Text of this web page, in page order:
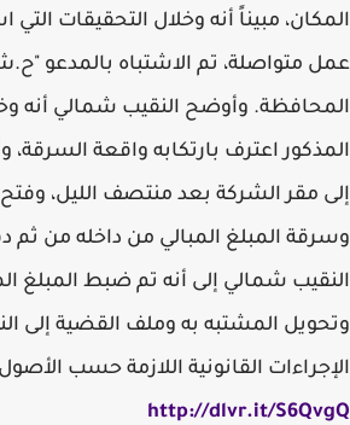
المحافظة. وأوضح النقيب شمالي أنه
المذكور اعترف بارتكابه واقعة السرقة،
إلى مقر الشركة بعد منتصف الليل،
وسرقة المبلغ المبالي من داخله من ثم
النقيب شمالي إلى أنه تم ضبط المبلغ
وتحويل المشتبه به وملف القضية إلى
الإجراءات القانونية اللازمة حسب
http://dlvr.it/S6QvgQ